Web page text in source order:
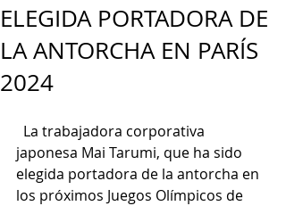
ELEGIDA PORTADORA DE
LA ANTORCHA EN PARÍS
2024
La trabajadora corporativa
japonesa Mai Tarumi, que ha sido
elegida portadora de la antorcha en
los próximos Juegos Olímpicos de